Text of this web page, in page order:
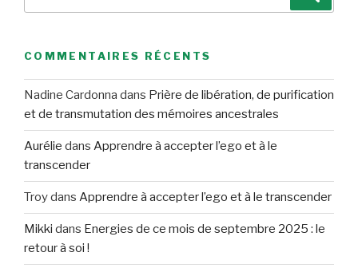
COMMENTAIRES RÉCENTS
Nadine Cardonna dans Prière de libération, de purification
et de transmutation des mémoires ancestrales
Aurélie dans Apprendre à accepter l’ego et à le
transcender
Troydans Apprendre à accepter l’ego et à le transcender
Mikki dans Energies de ce mois de septembre 2025 : le
retour à soi !